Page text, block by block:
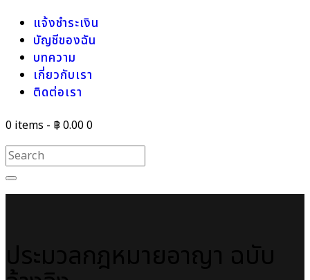
แจ้งชำระเงิน
บัญชีของฉัน
บทความ
เกี่ยวกับเรา
ติดต่อเรา
0 items - ฿ 0.000